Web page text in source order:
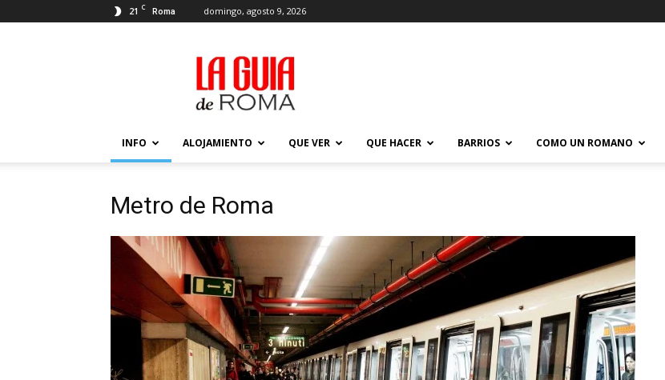
21 C Roma domingo, agosto 9, 2026
Actualizada
INFO ALOJAMIENTO QUE VER QUE HACER BARRIOS COMO UN ROMANO
Metro de Roma